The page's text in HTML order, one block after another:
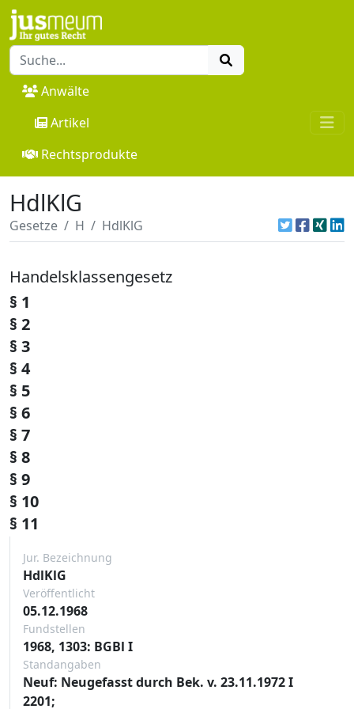
Anwälte
Artikel
Rechtsprodukte
HdlKlG
Gesetze H HdlKlG
Handelsklassengesetz
§ 1
§ 2
§ 3
§ 4
§ 5
§ 6
§ 7
§ 8
§ 9
§ 10
§ 11
Jur. Bezeichnung
HdlKlG
Veröffentlicht
05.12.1968
Fundstellen
1968, 1303: BGBl I
Standangaben
Neuf: Neugefasst durch Bek. v. 23.11.1972 I
2201;